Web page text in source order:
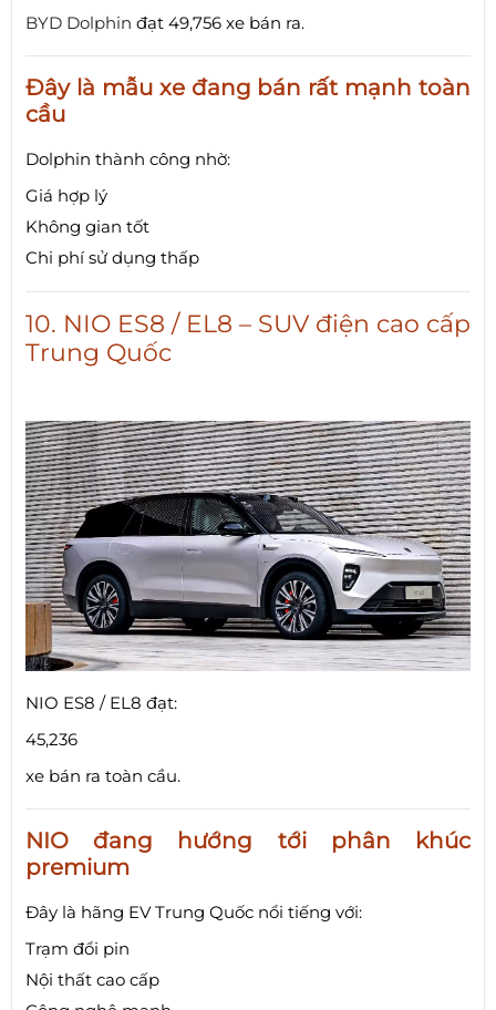
BYD Dolphin đạt 49,756 xe bán ra.
Đây là mẫu xe đang bán rất mạnh toàn
cầu
Dolphin thành công nhờ:
Giá hợp lý
Không gian tốt
Chi phí sử dụng thấp
10. NIO ES8 / EL8 – SUV điện cao cấp
Trung Quốc
NIO ES8 / EL8 đạt:
45,236
xe bán ra toàn cầu.
NIO đang hướng tới phân khúc
premium
Đây là hãng EV Trung Quốc nổi tiếng với:
Trạm đổi pin
Nội thất cao cấp